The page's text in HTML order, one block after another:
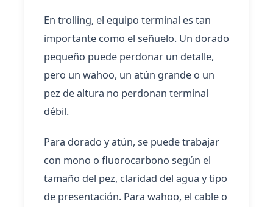
En trolling, el equipo terminal es tan
importante como el señuelo. Un dorado
pequeño puede perdonar un detalle,
pero un wahoo, un atún grande o un
pez de altura no perdonan terminal
débil.
Para dorado y atún, se puede trabajar
con mono o fluorocarbono según el
tamaño del pez, claridad del agua y tipo
de presentación. Para wahoo, el cable o